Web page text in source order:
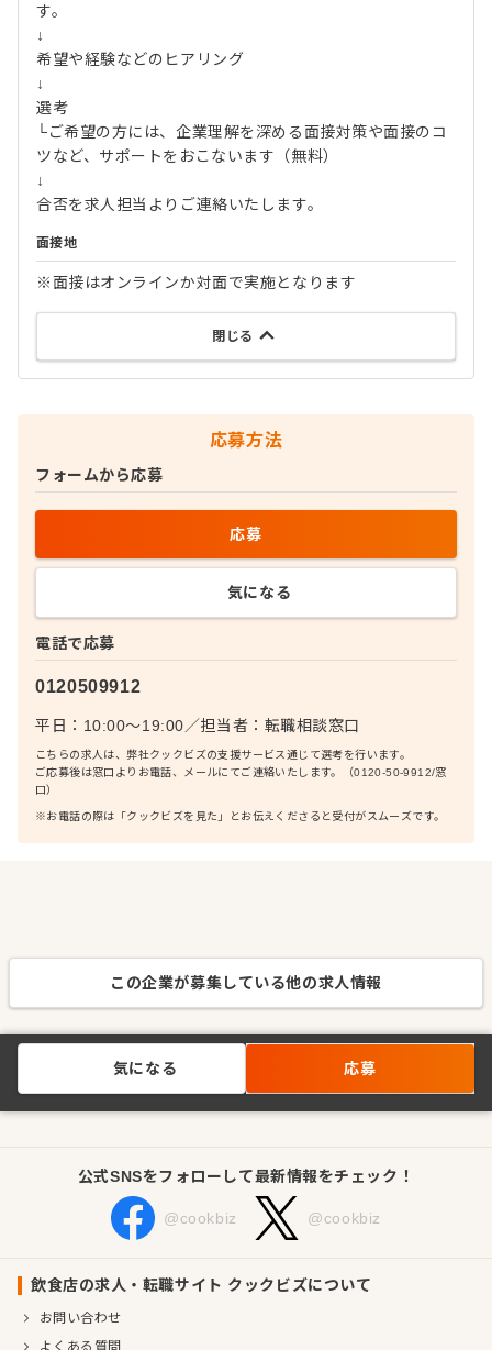
す。
↓
希望や経験などのヒアリング
↓
選考
└ご希望の方には、企業理解を深める面接対策や面接のコ
ツなど、サポートをおこないます（無料）
↓
合否を求人担当よりご連絡いたします。
面接地
※面接はオンラインか対面で実施となります
閉じる
応募方法
電話で応募
0120509912
平日：10:00〜19:00／担当者： 転職相談窓口
こちらの求人は、弊社クックビズの支援サービス通じて選考を行います。
ご応募後は窓口よりお電話、メールにてご連絡いたします。（0120-50-9912/窓
口）
※お電話の際は「クックビズを見た」とお伝えくださると受付がスムーズです。
フォームから応募
応募
気になる
この企業が募集している他の求人情報
気になる 応募
公式SNSをフォローして最新情報をチェック！
@cookbiz @cookbiz
飲食店の求人・転職サイト クックビズについて
お問い合わせ
よくある質問